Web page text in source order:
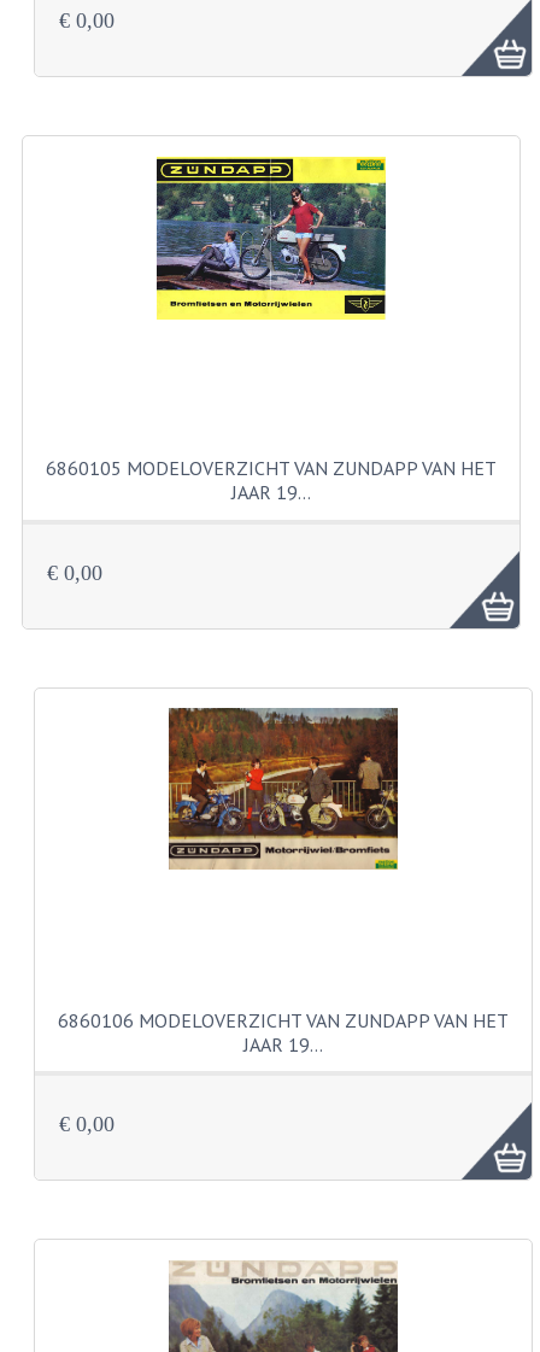
STUUR EN BEDIENING
COCKPIT ONDERDELEN
HANDELS EN HANDVATTEN
MAGURA BLOKHANDELS
KABELS
TELLERS COMPLEET
VERLICHTING EN ELEKTRA
ACCU'S EN CLAXONS
ACHTERLICHTEN
KABELBOMEN
KOPLAMPEN
VOORVORK COMPLEET
VOORVORK 530 SCHIJFREM
CARBURATEURDELEN
CARBURATEURS EN SPROEIERS
€ 0,00
6860105 MODELOVERZICHT VAN ZUNDAPP VAN HET
JAAR 19…
€ 0,00
6860106 MODELOVERZICHT VAN ZUNDAPP VAN HET
JAAR 19…
€ 0,00